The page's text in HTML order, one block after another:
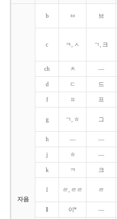
자음
b ㅂ 브
c ㅋ, ㅅ ㄱ, 크
ch ㅊ ―
d ㄷ 드
f ㅍ 프
g ㄱ, ㅎ 그
h ― ―
j ㅎ ―
k ㅋ 크
l ㄹ, ㄹㄹ ㄹ
ll 이* ―